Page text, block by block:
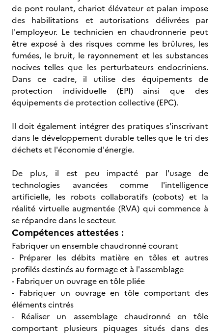
de pont roulant, chariot élévateur et palan impose
des habilitations et autorisations délivrées par
l'employeur. Le technicien en chaudronnerie peut
être exposé à des risques comme les brûlures, les
fumées, le bruit, le rayonnement et les substances
nocives telles que les perturbateurs endocriniens.
Dans ce cadre, il utilise des équipements de
protection individuelle (EPI) ainsi que des
équipements de protection collective (EPC).
Il doit également intégrer des pratiques s'inscrivant
dans le développement durable telles que le tri des
déchets et l'économie d'énergie.
De plus, il est peu impacté par l'usage de
technologies avancées comme l'intelligence
artificielle, les robots collaboratifs (cobots) et la
réalité virtuelle augmentée (RVA) qui commence à
se répandre dans le secteur.
Compétences attestées :
Fabriquer un ensemble chaudronné courant
- Préparer les débits matière en tôles et autres
profilés destinés au formage et à l'assemblage
- Fabriquer un ouvrage en tôle pliée
- Fabriquer un ouvrage en tôle comportant des
éléments cintrés
- Réaliser un assemblage chaudronné en tôle
comportant plusieurs piquages situés dans des